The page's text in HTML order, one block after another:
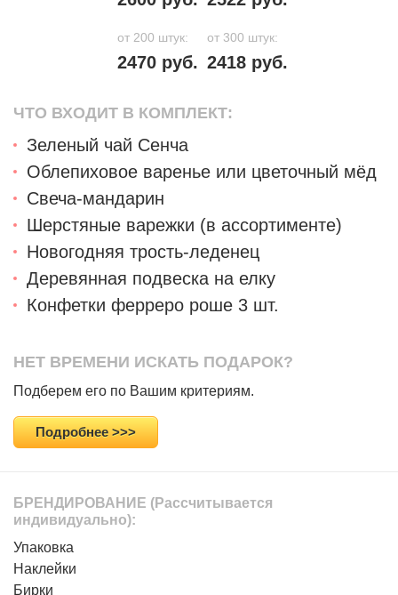
от 200 штук: от 300 штук:
2470 руб. 2418 руб.
ЧТО ВХОДИТ В КОМПЛЕКТ:
Зеленый чай Сенча
Облепиховое варенье или цветочный мёд
Свеча-мандарин
Шерстяные варежки (в ассортименте)
Новогодняя трость-леденец
Деревянная подвеска на елку
Конфетки ферреро роше 3 шт.
НЕТ ВРЕМЕНИ ИСКАТЬ ПОДАРОК?
Подберем его по Вашим критериям.
Подробнее >>>
БРЕНДИРОВАНИЕ (Рассчитывается
индивидуально):
Упаковка
Наклейки
Бирки